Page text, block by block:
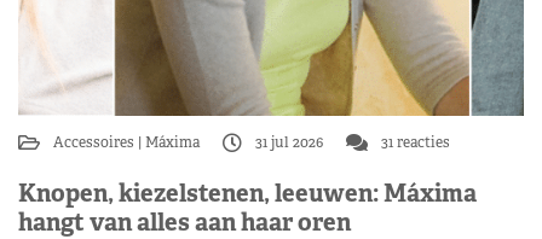
Accessoires Máxima 31 jul 2026 31 reacties
Knopen, kiezelstenen, leeuwen: Máxima
hangt van alles aan haar oren